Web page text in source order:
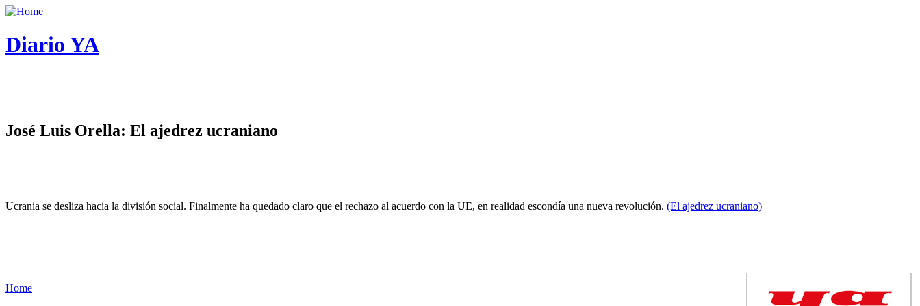
Diario YA
José Luis Orella: El ajedrez ucraniano
Ucrania se desliza hacia la división social. Finalmente ha quedado claro que el rechazo al acuerdo con la UE, en realidad escondía una nueva revolución. (El ajedrez ucraniano)
Home